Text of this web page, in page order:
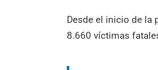
Desde el inicio de la
8.660 víctimas